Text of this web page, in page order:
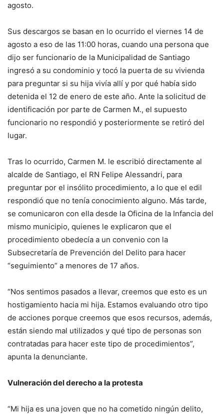
agosto.
Sus descargos se basan en lo ocurrido el viernes 14 de
agosto a eso de las 11:00 horas, cuando una persona que
dijo ser funcionario de la Municipalidad de Santiago
ingresó a su condominio y tocó la puerta de su vivienda
para preguntar si su hija vivía allí y por qué había sido
detenida el 12 de enero de este año. Ante la solicitud de
identificación por parte de Carmen M., el supuesto
funcionario no respondió y posteriormente se retiró del
lugar.
Tras lo ocurrido, Carmen M. le escribió directamente al
alcalde de Santiago, el RN Felipe Alessandri, para
preguntar por el insólito procedimiento, a lo que el edil
respondió que no tenía conocimiento alguno. Más tarde,
se comunicaron con ella desde la Oficina de la Infancia del
mismo municipio, quienes le explicaron que el
procedimiento obedecía a un convenio con la
Subsecretaría de Prevención del Delito para hacer
“seguimiento” a menores de 17 años.
“Nos sentimos pasados a llevar, creemos que esto es un
hostigamiento hacia mi hija. Estamos evaluando otro tipo
de acciones porque creemos que esos recursos, además,
están siendo mal utilizados y qué tipo de personas son
contratadas para hacer este tipo de procedimientos”,
apunta la denunciante.
Vulneración del derecho a la protesta
“Mi hija es una joven que no ha cometido ningún delito,